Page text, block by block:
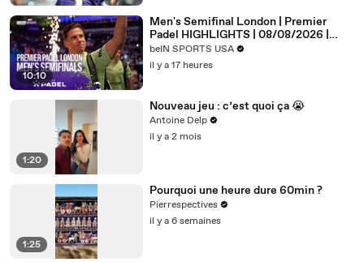
10:10
Men's Semifinal London | Premier
Padel HIGHLIGHTS | 08/08/2026 |
beIN SPORTS USA
beIN SPORTS USA
il y a 17 heures
1:20
Nouveau jeu : c’est quoi ça 😭
Antoine Delp
il y a 2 mois
1:25
Pourquoi une heure dure 60min ?
Pierrespectives
il y a 6 semaines